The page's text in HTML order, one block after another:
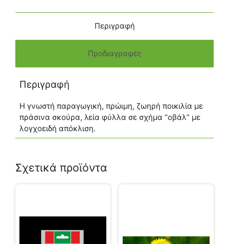
Περιγραφή
Προδιαγραφές
Περιγραφή
Η γνωστή παραγωγική, πρώιμη, ζωηρή ποικιλία με
πράσινα σκούρα, λεία φύλλα σε σχήμα “οβάλ” με
λογχοειδή απόκλιση.
Σχετικά προϊόντα